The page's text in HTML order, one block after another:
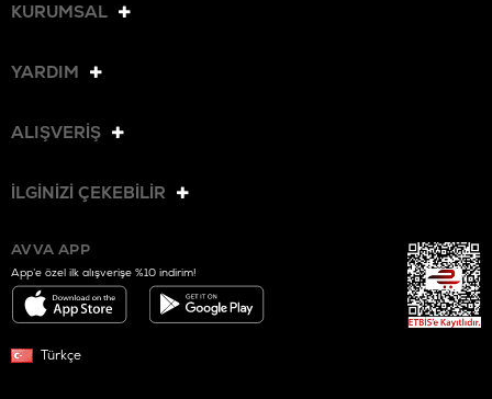
KURUMSAL
YARDIM
ALIŞVERİŞ
İLGİNİZİ ÇEKEBİLİR
AVVA APP
App’e özel ilk alışverişe %10 indirim!
Türkçe